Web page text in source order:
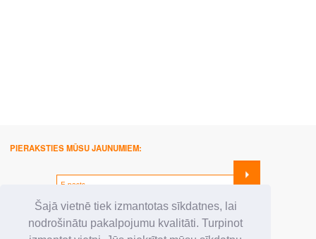
Šajā vietnē tiek izmantotas sīkdatnes, lai
nodrošinātu pakalpojumu kvalitāti. Turpinot
PIERAKSTIES MŪSU JAUNUMIEM:
SEKO MUMS: